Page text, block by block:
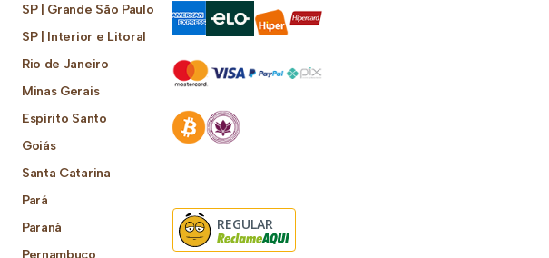
SP | Grande São Paulo
SP | Interior e Litoral
Rio de Janeiro
Minas Gerais
Espírito Santo
Goiás
Santa Catarina
Pará
Paraná
Pernambuco
REGULAR